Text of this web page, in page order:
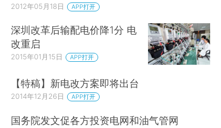
2012年05月18日 APP打开
深圳改革后输配电价降1分 电
改重启
2015年01月15日 APP打开
【特稿】新电改方案即将出台
2014年12月26日 APP打开
国务院发文促各方投资电网和油气管网